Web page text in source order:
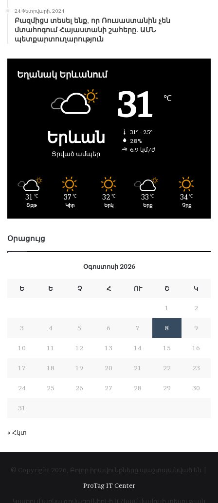
24 Փետրվարի, 2024
Բազմիցս տեսել ենք, որ Ռուսաստանին չեն
մտահոգում Հայաստանի շահերը. ԱՄՆ
պետքարտուղարություն
Եղանակ Երևանում
Երևան
Ցրված ամպեր
31 ℃
31º - 25º
28%
6.9 կմ/ժ
31 ℃
Շբթ
37 ℃
Կիր
32 ℃
Երկ
33 ℃
Երք
34 ℃
Չրք
Օրացույց
Օգոստոսի 2026
Ե Ե Չ Հ ՈՒ Շ Կ
1 2
3 4 5 6 7 8 9
10 11 12 13 14 15 16
17 18 19 20 21 22 23
24 25 26 27 28 29 30
31
« Հկտ
© Copyright 2026, Բոլոր իրավունքները պաշտպանված են |
ProTag IT Center
Կայքում առկա գովազդ(ներ)-ի և/կամ մամուլի տեսության